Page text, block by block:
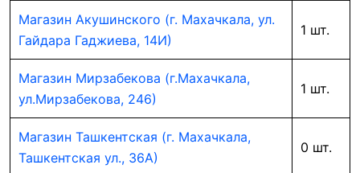
Магазин Акушинского (г. Махачкала, ул.
Гайдара Гаджиева, 14И)
1 шт.
Магазин Мирзабекова (г.Махачкала,
ул.Мирзабекова, 246)
1 шт.
Магазин Ташкентская (г. Махачкала,
Ташкентская ул., 36А)
0 шт.